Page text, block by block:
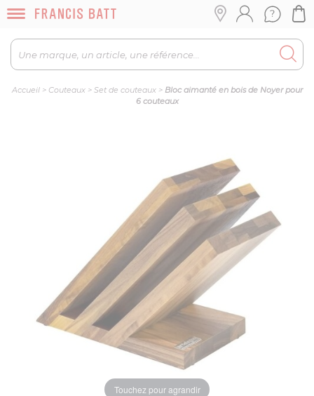
Accueil> Couteaux> Set de couteaux> Bloc aimanté en bois de Noyer pour
6 couteaux
Touchez pour agrandir